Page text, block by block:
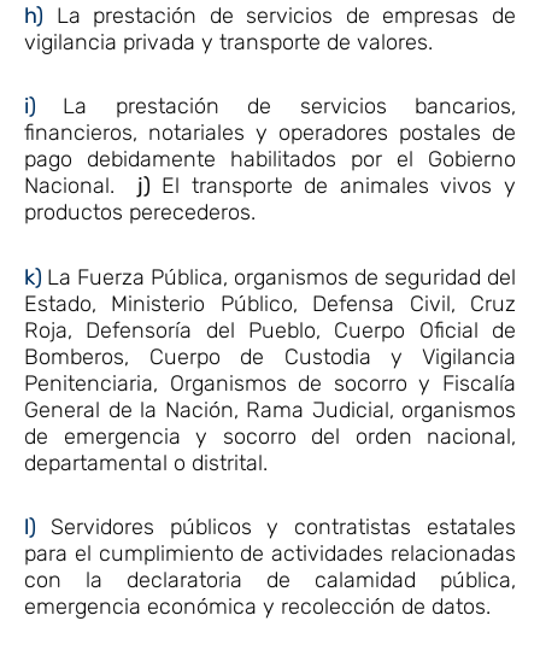
h) La prestación de servicios de empresas de
vigilancia privada y transporte de valores.
i) La prestación de servicios bancarios,
financieros, notariales y operadores postales de
pago debidamente habilitados por el Gobierno
Nacional. j) El transporte de animales vivos y
productos perecederos.
k) La Fuerza Pública, organismos de seguridad del
Estado, Ministerio Público, Defensa Civil, Cruz
Roja, Defensoría del Pueblo, Cuerpo Oficial de
Bomberos, Cuerpo de Custodia y Vigilancia
Penitenciaria, Organismos de socorro y Fiscalía
General de la Nación, Rama Judicial, organismos
de emergencia y socorro del orden nacional,
departamental o distrital.
l)
Servidores públicos y contratistas estatales
para el cumplimiento de actividades relacionadas
con la declaratoria de calamidad pública,
emergencia económica y recolección de datos.